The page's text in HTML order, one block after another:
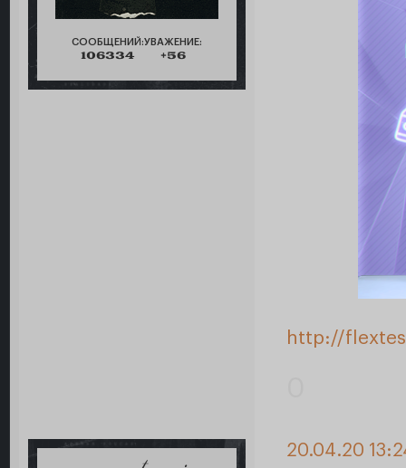
СООБЩЕНИЙ:
106334
УВАЖЕНИЕ:
+56
http://
20.04.20